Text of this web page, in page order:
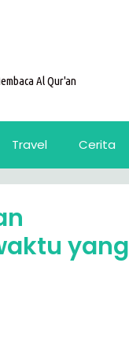
Al Qur'an
Travel Cerita
yang